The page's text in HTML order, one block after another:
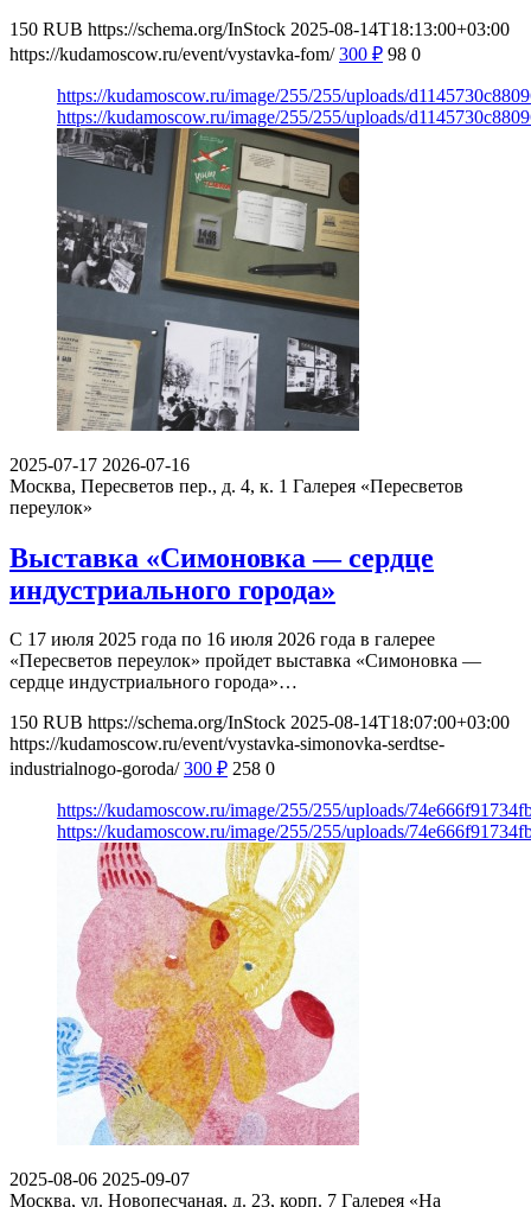
150 RUB https://schema.org/InStock 2025-08-14T18:13:00+03:00
https://kudamoscow.ru/event/vystavka-fom/ 300 ₽ 98 0
https://kudamoscow.ru/image/255/255/uploads/
https://kudamoscow.ru/image/255/255/uploads/
2025-07-17 2026-07-16
Москва, Пересветов пер., д. 4, к. 1 Галерея «Пересветов
переулок»
Выставка «Симоновка — сердце
индустриального города»
С 17 июля 2025 года по 16 июля 2026 года в галерее
«Пересветов переулок» пройдет выставка «Симоновка —
сердце индустриального города»…
150 RUB https://schema.org/InStock 2025-08-14T18:07:00+03:00
https://kudamoscow.ru/event/vystavka-simonovka-serdtse-
industrialnogo-goroda/ 300 ₽ 258 0
https://kudamoscow.ru/image/255/255/uploads/
https://kudamoscow.ru/image/255/255/uploads/
2025-08-06 2025-09-07
Москва, ул. Новопесчаная, д. 23, корп. 7 Галерея «На